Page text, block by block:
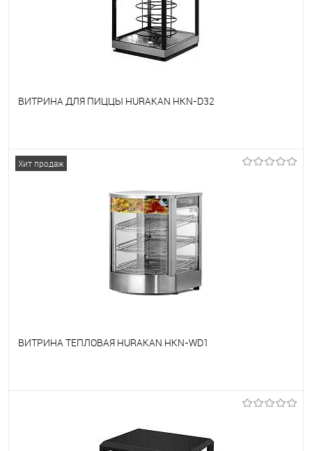
ВИТРИНА ДЛЯ ПИЦЦЫ HURAKAN HKN-D32
В избранное
Хит продаж
ВИТРИНА ТЕПЛОВАЯ HURAKAN HKN-WD1